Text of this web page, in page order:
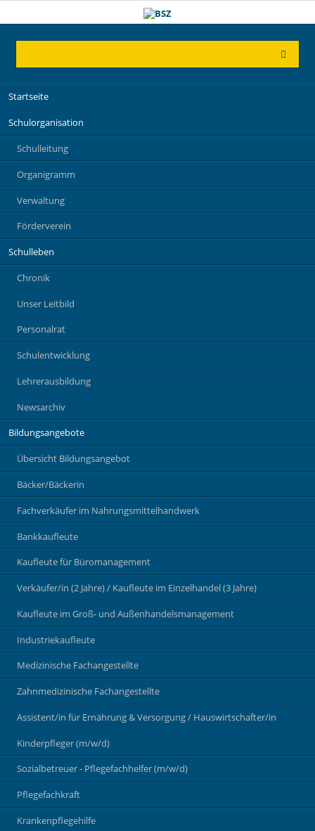
Navigation
überspringen
Startseite
Schulorganisation
Schulleitung
Organigramm
Verwaltung
Förderverein
Schulleben
Chronik
Unser Leitbild
Personalrat
Schulentwicklung
Lehrerausbildung
Newsarchiv
Bildungsangebote
Übersicht Bildungsangebot
Bäcker/Bäckerin
Fachverkäufer im Nahrungsmittelhandwerk
Bankkaufleute
Kaufleute für Büromanagement
Verkäufer/in (2 Jahre) / Kaufleute im Einzelhandel (3 Jahre)
Kaufleute im Groß- und Außenhandelsmanagement
Industriekaufleute
Medizinische Fachangestellte
Zahnmedizinische Fachangestellte
Assistent/in für Ernährung & Versorgung / Hauswirtschafter/in
Kinderpfleger (m/w/d)
Sozialbetreuer - Pflegefachhelfer (m/w/d)
Pflegefachkraft
Krankenpflegehilfe